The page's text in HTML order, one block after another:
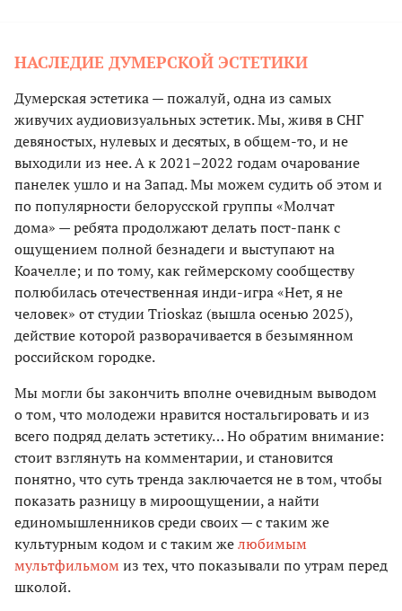
НАСЛЕДИЕ ДУМЕРСКОЙ ЭСТЕТИКИ
Думерская эстетика — пожалуй, одна из самых
живучих аудиовизуальных эстетик. Мы, живя в СНГ
девяностых, нулевых и десятых, в общем-то, и не
выходили из нее. А к 2021–2022 годам очарование
панелек ушло и на Запад. Мы можем судить об этом и
по популярности белорусской группы «Молчат
дома» — ребята продолжают делать пост-панк с
ощущением полной безнадеги и выступают на
Коачелле; и по тому, как геймерскому сообществу
полюбилась отечественная инди-игра «Нет, я не
человек» от студии Trioskaz (вышла осенью 2025),
действие которой разворачивается в безымянном
российском городке.
Мы могли бы закончить вполне очевидным выводом
о том, что молодежи нравится ностальгировать и из
всего подряд делать эстетику… Но обратим внимание:
стоит взглянуть на комментарии, и становится
понятно, что суть тренда заключается не в том, чтобы
показать разницу в мироощущении, а найти
единомышленников среди своих — с таким же
культурным кодом и с таким желюбимым
мультфильмом из тех, что показывали по утрам перед
школой.